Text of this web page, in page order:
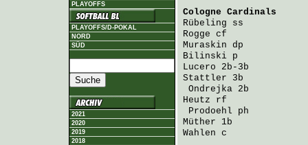
PLAYOFFS
PLAYOFFS/D-POKAL
NORD
SÜD
2021
2020
2019
2018
Cologne Cardinals
Rübeling ss
Rogge cf
Muraskin dp
Bilinski p
Lucero 2b-3b
Stattler 3b
Ondrejka 2b
Heutz rf
Prodoehl ph
Müther 1b
Wahlen c